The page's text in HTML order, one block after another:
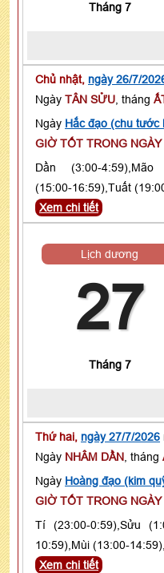
Tháng 7
Chủ nhật, ngày 26/7/
Ngày TÂN SỬU , tháng
Ngày Hắc đạo (chu tước
GIỜ TỐT TRONG NGÀY
Dần (3:00-4:59),Mão
(15:00-16:59),Tuất
Xem chi tiết
Lịch dương
27
Tháng 7
Thứ hai, ngày 27/7/2026
Ngày NHÂM DẦN , tháng
Ngày Hoàng đạo (kim
GIỜ TỐT TRONG NGÀY
Tí (23:00-0:59),Sửu
10:59),Mùi (13:00-
Xem chi tiết